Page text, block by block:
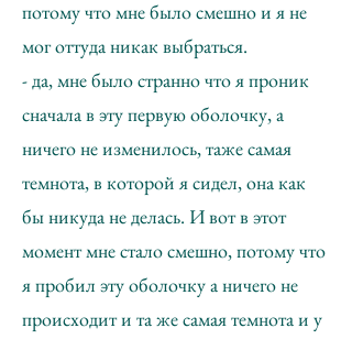
потому что мне было смешно и я не
мог оттуда никак выбраться.
- да, мне было странно что я проник
сначала в эту первую оболочку, а
ничего не изменилось, таже самая
темнота, в которой я сидел, она как
бы никуда не делась. И вот в этот
момент мне стало смешно, потому что
я пробил эту оболочку а ничего не
происходит и та же самая темнота и у